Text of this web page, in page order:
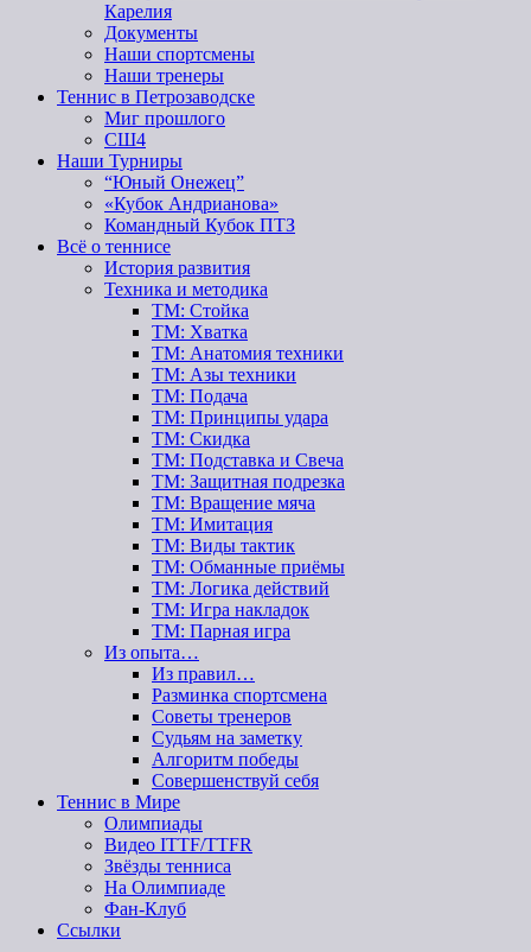
Карелия
Документы
Наши спортсмены
Наши тренеры
Теннис в Петрозаводске
Миг прошлого
СШ4
Наши Турниры
“Юный Онежец”
«Кубок Андрианова»
Командный Кубок ПТЗ
Всё о теннисе
История развития
Техника и методика
ТМ: Стойка
ТМ: Хватка
ТМ: Анатомия техники
ТМ: Азы техники
ТМ: Подача
ТМ: Принципы удара
ТМ: Скидка
ТМ: Подставка и Свеча
ТМ: Защитная подрезка
ТМ: Вращение мяча
ТМ: Имитация
ТМ: Виды тактик
ТМ: Обманные приёмы
ТМ: Логика действий
ТМ: Игра накладок
ТМ: Парная игра
Из опыта…
Из правил…
Разминка спортсмена
Советы тренеров
Судьям на заметку
Алгоритм победы
Совершенствуй себя
Теннис в Мире
Олимпиады
Видео ITTF/TTFR
Звёзды тенниса
На Олимпиаде
Фан-Клуб
Ссылки